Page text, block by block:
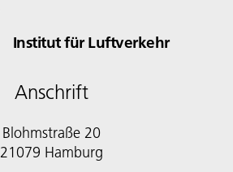
Institut für Luftverkehr
Anschrift
Blohmstraße 20
21079 Hamburg